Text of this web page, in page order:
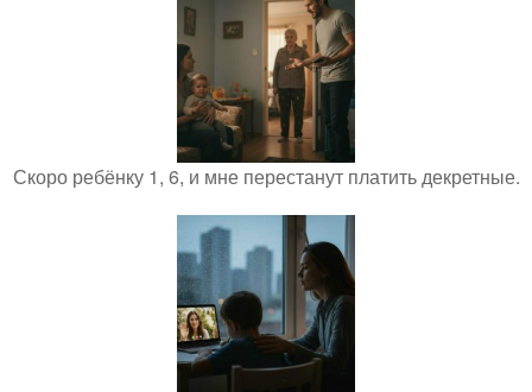
Скоро ребёнку 1, 6, и мне перестанут платить декретные.